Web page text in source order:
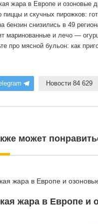
жара в Европе и озоновые
пиццы и скучных пирожков:
бензин снизились в 49
маринованные и лечо —
про мясной бульон: как
Новости 84 629
может
жара в Европе и